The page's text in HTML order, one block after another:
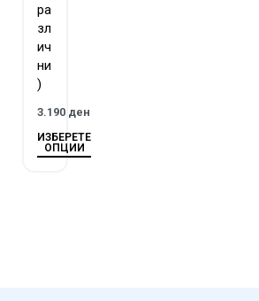
ра
зл
ич
ни
)
3.190 ден
ИЗБЕРЕТЕ
ОПЦИИ